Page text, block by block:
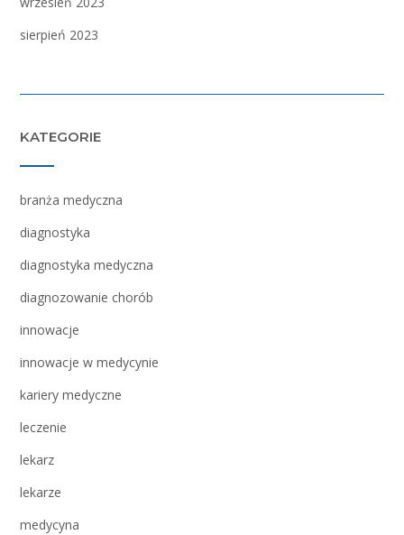
sierpień 2023
KATEGORIE
branża medyczna
diagnostyka
diagnostyka medyczna
diagnozowanie chorób
innowacje
innowacje w medycynie
kariery medyczne
leczenie
lekarz
lekarze
medycyna